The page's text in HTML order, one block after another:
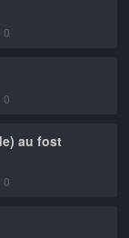
0
0
au fost
0